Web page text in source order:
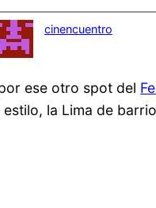
cinencuentro
ese otro spot del
estilo, la Lima de